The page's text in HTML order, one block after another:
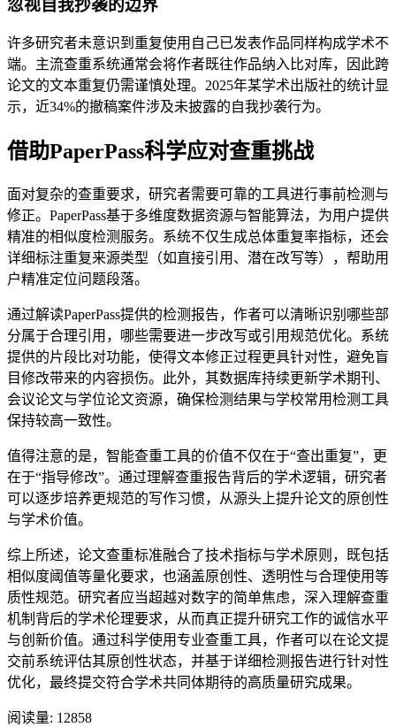
忽视自我抄袭的边界
许多研究者未意识到重复使用自己已发表作品同样构成学术不
端。主流查重系统通常会将作者既往作品纳入比对库，因此跨
论文的文本重复仍需谨慎处理。2025年某学术出版社的统计显
示，近34%的撤稿案件涉及未披露的自我抄袭行为。
借助PaperPass科学应对查重挑战
面对复杂的查重要求，研究者需要可靠的工具进行事前检测与
修正。PaperPass基于多维度数据资源与智能算法，为用户提供
精准的相似度检测服务。系统不仅生成总体重复率指标，还会
详细标注重复来源类型（如直接引用、潜在改写等），帮助用
户精准定位问题段落。
通过解读PaperPass提供的检测报告，作者可以清晰识别哪些部
分属于合理引用，哪些需要进一步改写或引用规范优化。系统
提供的片段比对功能，使得文本修正过程更具针对性，避免盲
目修改带来的内容损伤。此外，其数据库持续更新学术期刊、
会议论文与学位论文资源，确保检测结果与学校常用检测工具
保持较高一致性。
值得注意的是，智能查重工具的价值不仅在于“查出重复”，更
在于“指导修改”。通过理解查重报告背后的学术逻辑，研究者
可以逐步培养更规范的写作习惯，从源头上提升论文的原创性
与学术价值。
综上所述，论文查重标准融合了技术指标与学术原则，既包括
相似度阈值等量化要求，也涵盖原创性、透明性与合理使用等
质性规范。研究者应当超越对数字的简单焦虑，深入理解查重
机制背后的学术伦理要求，从而真正提升研究工作的诚信水平
与创新价值。通过科学使用专业查重工具，作者可以在论文提
交前系统评估其原创性状态，并基于详细检测报告进行针对性
优化，最终提交符合学术共同体期待的高质量研究成果。
阅读量: 12858